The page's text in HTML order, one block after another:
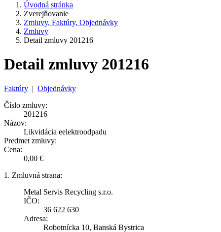
Úvodná stránka
Zverejňovanie
Zmluvy, Faktúry, Objednávky
Zmluvy
Detail zmluvy 201216
Detail zmluvy 201216
Faktúry | Objednávky
Číslo zmluvy:
201216
Názov:
Likvidácia eelektroodpadu
Predmet zmluvy:
Cena:
0,00 €
1. Zmluvná strana:
Metal Servis Recycling s.r.o.
IČO:
36 622 630
Adresa:
Robotnícka 10, Banská Bystrica